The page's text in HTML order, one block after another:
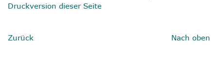
Druckversion dieser Seite
Zurück Nach oben